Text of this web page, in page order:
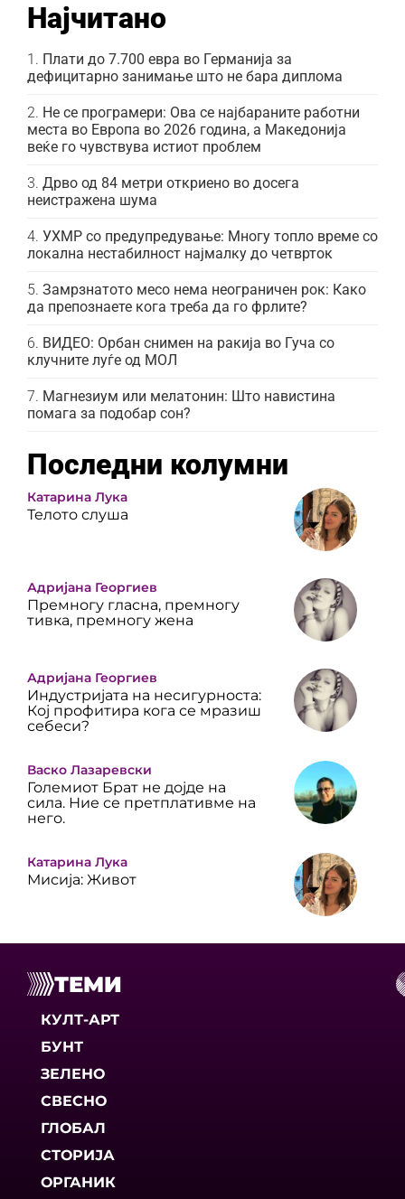
Најчитано
Плати до 7.700 евра во Германија за
дефицитарно занимање што не бара диплома
Не се програмери: Ова се најбараните работни
места во Европа во 2026 година, а Македонија
веќе го чувствува истиот проблем
Дрво од 84 метри откриено во досега
неистражена шума
УХМР со предупредување: Многу топло време со
локална нестабилност најмалку до четврток
Замрзнатото месо нема неограничен рок: Како
да препознаете кога треба да го фрлите?
ВИДЕО: Орбан снимен на ракија во Гуча со
клучните луѓе од МОЛ
Магнезиум или мелатонин: Што навистина
помага за подобар сон?
Последни колумни
Катарина Лука
Телото слуша
Адријана Георгиев
Премногу гласна, премногу
тивка, премногу жена
Адријана Георгиев
Индустријата на несигурноста:
Кој профитира кога се мразиш
себеси?
Васко Лазаревски
Големиот Брат не дојде на
сила. Ние се претплативме на
него.
Катарина Лука
Мисија: Живот
ТЕМИ
КУЛТ-АРТ
БУНТ
ЗЕЛЕНО
СВЕСНО
ГЛОБАЛ
СТОРИЈА
ОРГАНИК